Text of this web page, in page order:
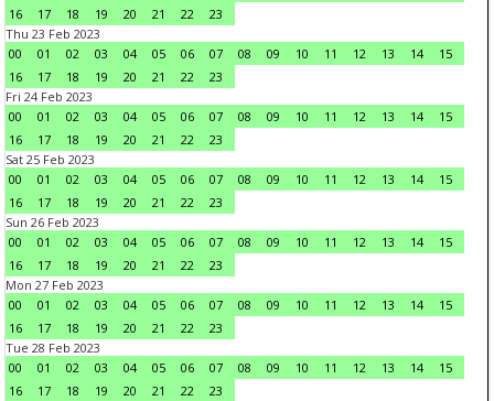
16
17 18 19 20 21 22
23
Thu 23 Feb 2023
00
01 02 03 04 05 06 07 08 09 10 11 12 13 14
15
16
17 18 19 20 21 22
23
Fri 24 Feb 2023
00
01 02 03 04 05 06 07 08 09 10 11 12 13 14
15
16
17 18 19 20 21 22
23
Sat 25 Feb 2023
00
01 02 03 04 05 06 07 08 09 10 11 12 13 14
15
16
17 18 19 20 21 22
23
Sun 26 Feb 2023
00
01 02 03 04 05 06 07 08 09 10 11 12 13 14
15
16
17 18 19 20 21 22
23
Mon 27 Feb 2023
00
01 02 03 04 05 06 07 08 09 10 11 12 13 14
15
16
17 18 19 20 21 22
23
Tue 28 Feb 2023
00
01 02 03 04 05 06 07 08 09 10 11 12 13 14
15
16
17 18 19 20 21 22
23